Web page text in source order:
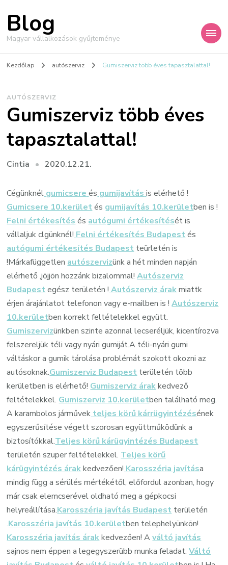
Blog
Magyar vállalkozások gyűjteménye
Kezdőlap autószerviz Gumiszerviz több éves tapasztalattal!
AUTÓSZERVIZ
Gumiszerviz több éves
tapasztalattal!
Cintia 2020.12.21.
Cégünknél gumicsere és gumijavítás is elérhető !
Gumicsere 10.kerület és gumijavítás 10.kerületben is !
Felni értékesítés és autógumi értékesítését is
vállaljuk clgünknél! Felni értékesítés Budapest és
autógumi értékesítés Budapest teürletén is
!Márkafüggetlen autószervizünk a hét minden napján
elérhető ,jöjjön hozzánk bizalommal!Autószerviz
Budapest egész területén ! Autószerviz árakmiattk
érjen árajánlatot telefonon vagy e-mailben is !Autószerviz
10.kerületben korrekt feltételekkel együtt.
Gumiszervizünkben szinte azonnal lecseréljük, kicentírozva
felszereljük téli vagy nyári gumiját.A téli-nyári gumi
váltáskor a gumik tárolása problémát szokott okozni az
autósoknak.Gumiszerviz Budapest területén több
kerületben is elérhető! Gumiszerviz árakkedvező
feltételekkel. Gumiszerviz 10.kerületben található meg.
A karambolos járművek teljes körű kárrügyintézésének
egyszerűsítése végett szorosan együttműködünk a
biztosítókkal.Teljes körű kárügyintézés Budapest
területén szuper feltételekkel. Teljes körű
kárügyintézés árakkedvezően! Karosszéria javítása
mindig függ a sérülés mértékétől, előfordul azonban, hogy
már csak elemcserével oldható meg a gépkocsi
helyreállítása.Karosszéria javítás Budapest területén
.Karosszéria javítás 10.kerületben telephelyünkön!
Karosszéria javítás árakkedvezően! Aváltó javítás
sajnos nem éppen a legegyszerübb munka feladat.Váltó